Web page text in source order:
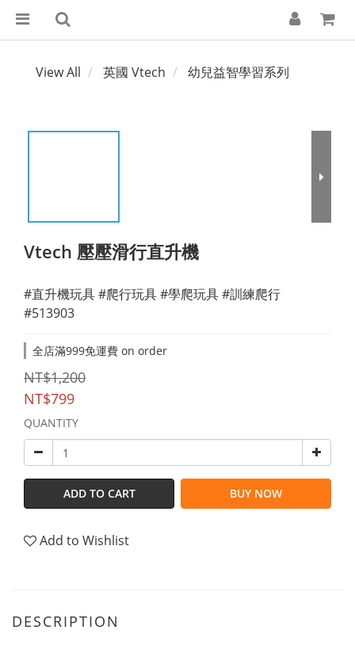
View All 英國 Vtech 幼兒益智學習系列
Vtech 壓壓滑行直升機
#直升機玩具 #爬行玩具 #學爬玩具 #訓練爬行
#513903
全店滿999免運費 on order
NT$1,200
NT$799
QUANTITY
ADD TO CART BUY NOW
Add to Wishlist
DESCRIPTION